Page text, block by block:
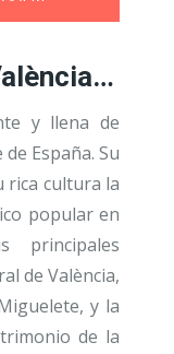
y llena de
España. Su
rica cultura la
popular en
principales
de València,
y la
de la